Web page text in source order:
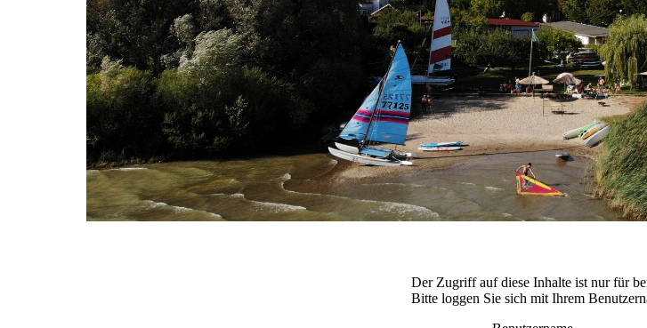
Der Zugriff auf diese Inhalte ist nur für
Bitte loggen Sie sich mit Ihrem